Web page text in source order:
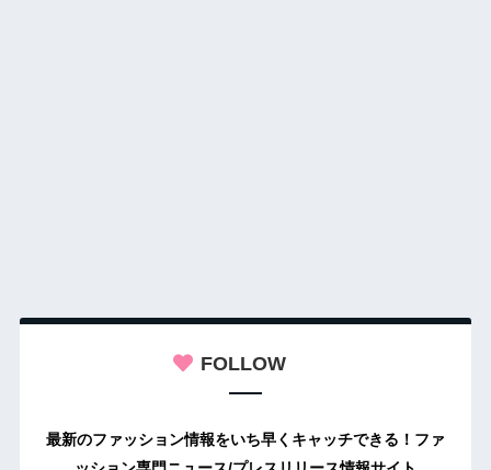
FOLLOW
最新のファッション情報をいち早くキャッチできる！ファ